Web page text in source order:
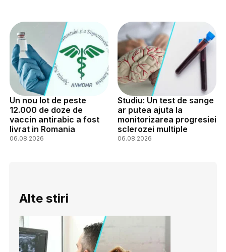
Un nou lot de peste
12.000 de doze de
vaccin antirabic a fost
livrat in Romania
06.08.2026
Studiu: Un test de sange
ar putea ajuta la
monitorizarea progresiei
sclerozei multiple
06.08.2026
Alte stiri